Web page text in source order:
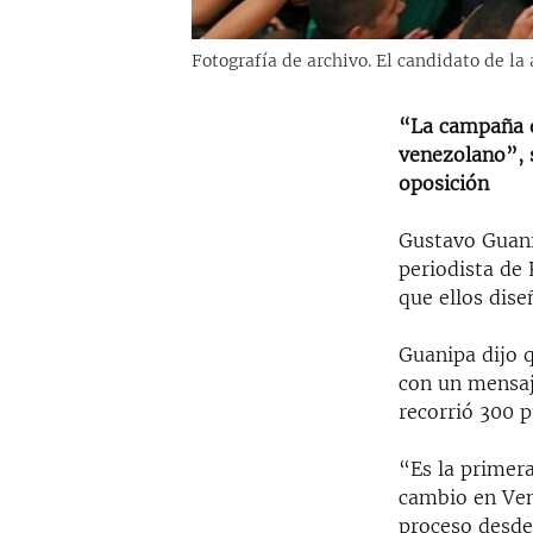
Fotografía de archivo. El candidato de
“La
venezolano”,
oposición
Gustavo
periodista de
que ellos
Guanipa dijo
con un
recorrió 300
“Es la
cambio en
proceso